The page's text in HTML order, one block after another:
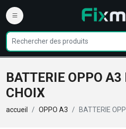
BATTERIE OPPO
CHOIX
accueil OPPO A3 BATTERIE